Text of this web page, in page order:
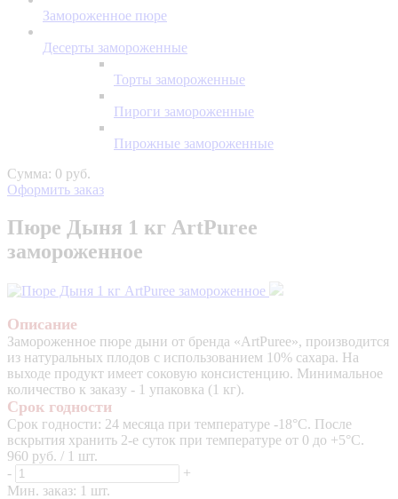
Замороженное пюре
Десерты замороженные
Торты замороженные
Пироги замороженные
Пирожные замороженные
Сумма: 0 руб.
Оформить заказ
Пюре Дыня 1 кг ArtPuree
замороженное
Описание
Замороженное пюре дыни от бренда «ArtPuree», производится
из натуральных плодов с использованием 10% сахара. На
выходе продукт имеет соковую консистенцию. Минимальное
количество к заказу - 1 упаковка (1 кг).
Срок годности
Срок годности: 24 месяца при температуре -18°C. После
вскрытия хранить 2-е суток при температуре от 0 до +5°C.
960 руб. / 1 шт.
-
+
Мин. заказ: 1 шт.